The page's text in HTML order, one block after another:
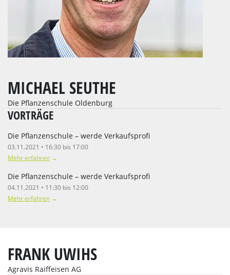
MICHAEL SEUTHE
Die Pflanzenschule Oldenburg
VORTRÄGE
Die Pflanzenschule – werde Verkaufsprofi
03.11.2021 • 16:30 bis 17:00
Mehr erfahren →
Die Pflanzenschule – werde Verkaufsprofi
04.11.2021 • 11:30 bis 12:00
Mehr erfahren →
FRANK UWIHS
Agravis Raiffeisen AG